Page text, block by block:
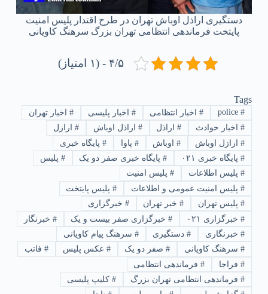
دستگیری اراذل اوباش تهران در طرح اقتدار پلیس امنیت
پایتخت فرماندهی انتظامی تهران بزرگ سرهنگ کاویانی
۴/۵ - (۱ امتیاز)
Tags
#
police
#اخبار انتظامی # اخبار پلیسی # اخبار تهران
#اخبار حوادث #اراذل # اراذل اوباش # ارازل
#ارازل اوباش #اوباش # پاوا # پایگاه خبری
#پایگاه خبری ۰۲۱ #پایگاه خبری صفر دو یک # پلیس
#پلیس اطلاعات #پلیس امنیت
#پلیس امنیت عمومی و اطلاعات #پلیس پایتخت
#پلیس تهران #خبر تهران # خبرگزاری
#خبرگزاری ۰۲۱ #خبرگزاری صفر بیست و یک # خبرنگار
#خبرنگاری #دستگیری # سرهنگ پیام کاویانی
#سرهنگ کاویانی #صفر دو یک # عکس پلیس # فاتب
#فراجا #فرماندهی انتظامی
#فرماندهی انتظامی تهران بزرگ #کلیپ پلیسی